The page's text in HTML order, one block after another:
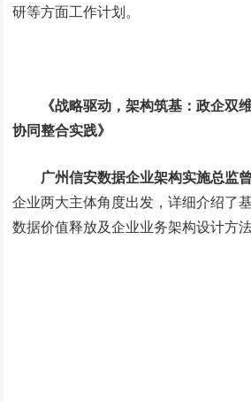
研等方面工作计划。
《战略驱动，架构筑基：政企双
协同整合实践》
广州信安数据企业架构实施总监
企业两大主体角度出发，详细介绍了
数据价值释放及企业业务架构设计方法